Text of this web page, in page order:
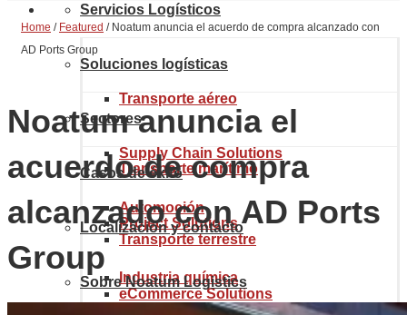
Servicios Logísticos
Transporte aéreo
Transporte marítimo
Transporte terrestre
Aduanas y comercio internacional
Soluciones logísticas
Supply Chain Solutions
Project Solutions
eCommerce Solutions
Sectores
Automoción
Industria química
Casos de éxito
Localización y contacto
Sobre Noatum Logistics
Home / Featured / Noatum anuncia el acuerdo de compra alcanzado con
AD Ports Group
Noatum anuncia el
acuerdo de compra
alcanzado con AD Ports
Group